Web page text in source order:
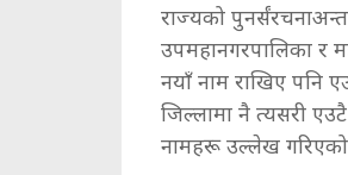
राज्यको
उपमहानगरपालिका र
नयाँ नाम राखिए पनि
जिल्लामा नै त्यसरी
नामहरू उल्लेख